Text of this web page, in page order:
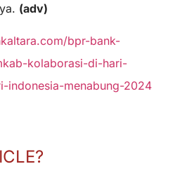
(adv)
bpr-bank-
kolaborasi-di-hari-
indonesia-menabung-2024